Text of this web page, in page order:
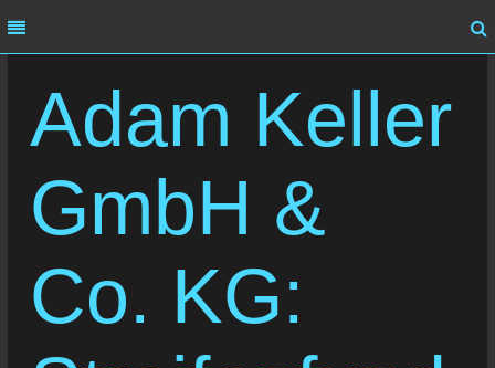
MENU
HOME
LEISTUNG
KARRIERE
KONTAKT
MENU
Adam Keller
GmbH &
Co. KG: